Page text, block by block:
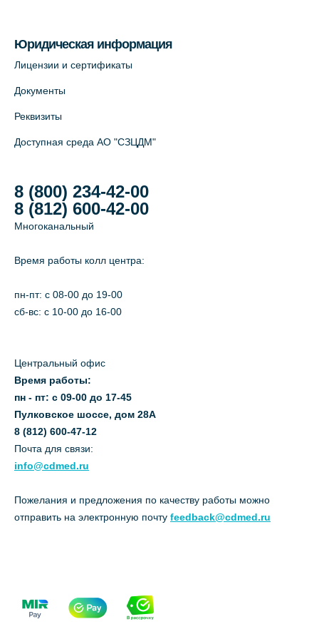
Юридическая информация
Лицензии и сертификаты
Документы
Реквизиты
Доступная среда АО "СЗЦДМ"
8 (800) 234-42-00
8 (812) 600-42-00
Многоканальный
Время работы колл центра:
пн-пт: c 08-00 до 19-00
сб-вс: с 10-00 до 16-00
Центральный офис
Время работы:
пн - пт: с 09-00 до 17-45
Пулковское шоссе, дом 28А
8 (812) 600-47-12
Почта для связи:
info@cdmed.ru
Пожелания и предложения по качеству работы можно
отправить на электронную почту feedback@cdmed.ru